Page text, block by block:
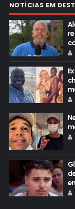
NOTÍCIAS EM